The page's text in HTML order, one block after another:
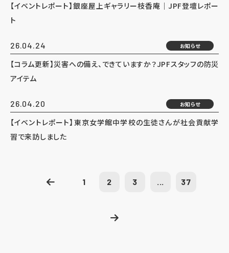
【イベントレポート】銀座屋上ギャラリー枝香庵｜JPF登壇レポー
ト
26.04.24 お知らせ
【コラム更新】災害への備え、できていますか？JPFスタッフの防災
アイテム
26.04.20 お知らせ
【イベントレポート】東京女学館中学校の生徒さんが社会貢献学
習で来訪しました
1 2 3 ... 37